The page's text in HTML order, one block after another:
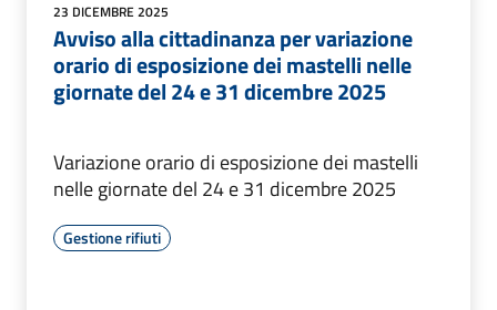
23 DICEMBRE 2025
Avviso alla cittadinanza per variazione
orario di esposizione dei mastelli nelle
giornate del 24 e 31 dicembre 2025
Variazione orario di esposizione dei mastelli
nelle giornate del 24 e 31 dicembre 2025
Gestione rifiuti